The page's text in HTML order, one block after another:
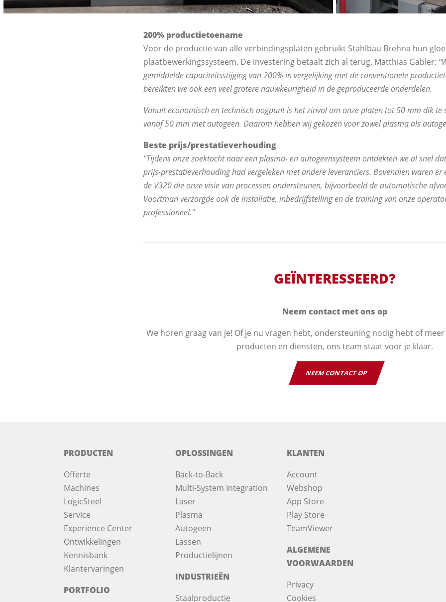
200% productietoename
Voor de productie van alle verbindingsplaten gebruikt Stahlbau Brehna hun
plaatbewerkingssysteem. De investering betaalt zich al terug. Matthias Gabler:
gemiddelde capaciteitsstijging van 200% in vergelijking met de conventionele
bereikten we ook een veel grotere nauwkeurigheid in de geproduceerde onderdelen.
Vanuit economisch en technisch oogpunt is het zinvol om onze platen tot 50 mm dik
vanaf 50 mm met autogeen. Daarom hebben wij gekozen voor zowel plasma als
Beste prijs/prestatieverhouding
"Tijdens onze zoektocht naar een plasma- en autogeensysteem ontdekten we al snel
prijs-prestatieverhouding had vergeleken met andere leveranciers. Bovendien waren er
de V320 die onze visie van processen ondersteunen, bijvoorbeeld de automatische
Voortman verzorgde ook de installatie, inbedrijfstelling en de training van onze
professioneel."
GEÏNTERESSEERD?
Neem contact met ons op
We horen graag van je! Of je nu vragen hebt, ondersteuning nodig hebt of
producten en diensten, ons team staat voor je klaar.
NEEM CONTACT OP
PRODUCTEN
Offerte
Machines
LogicSteel
Service
Experience Center
Ontwikkelingen
Kennisbank
Klantervaringen
PORTFOLIO
OPLOSSINGEN
Back-to-Back
Multi-System Integration
Laser
Plasma
Autogeen
Lassen
Productielijnen
INDUSTRIEËN
Staalproductie
KLANTEN
Account
Webshop
App Store
Play Store
TeamViewer
ALGEMENE
VOORWAARDEN
Privacy
Cookies